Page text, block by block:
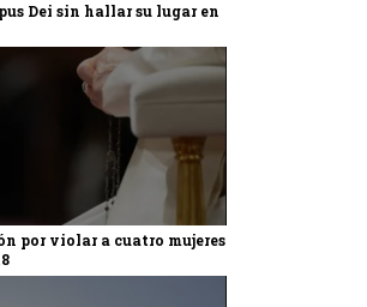
Dei sin hallar su lugar en
por violar a cuatro mujeres